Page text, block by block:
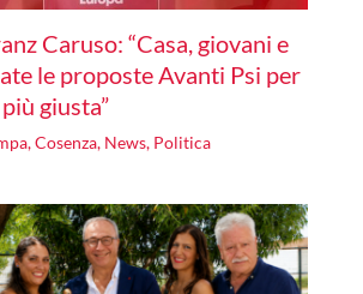
Caruso: “Casa, giovani e
le proposte Avanti Psi per
giusta”
,Cosenza, News, Politica